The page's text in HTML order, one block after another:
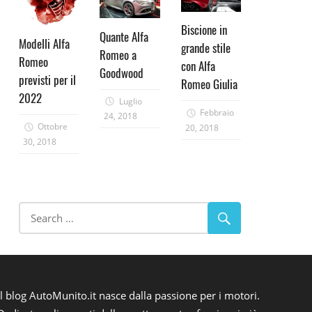
Modelli Alfa
Romeo
previsti per il
2022
Ottobre
30, 2018
Quante Alfa
Romeo a
Goodwood
Luglio
24, 2018
Biscione in
grande stile
con Alfa
Romeo Giulia
Febbraio
20, 2018
blog AutoMunito.it nasce dalla passione per i motori.